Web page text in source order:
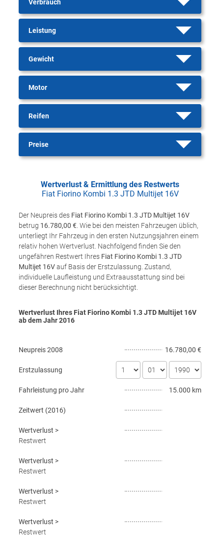
Verbrauch
Leistung
Gewicht
Motor
Reifen
Preise
Wertverlust & Ermittlung des Restwerts
Fiat Fiorino Kombi 1.3 JTD Multijet 16V
Der Neupreis des Fiat Fiorino Kombi 1.3 JTD Multijet 16V
betrug 16.780,00 € . Wie bei den meisten Fahrzeugen üblich,
unterliegt Ihr Fahrzeug in den ersten Nutzungsjahren einem
relativ hohen Wertverlust. Nachfolgend finden Sie den
ungefähren Restwert Ihres Fiat Fiorino Kombi 1.3 JTD
Multijet 16Vauf Basis der Erstzulassung. Zustand,
individuelle Laufleistung und Extraausstattung sind bei
dieser Berechnung nicht berücksichtigt.
Wertverlust Ihres Fiat Fiorino Kombi 1.3 JTD Multijet 16V
ab dem Jahr2016
Neupreis2008 16.780,00 €
Erstzulassung
Fahrleistung pro Jahr 15.000 km
Zeitwert (2016)
Wertverlust >
Restwert
Wertverlust >
Restwert
Wertverlust >
Restwert
Wertverlust >
Restwert